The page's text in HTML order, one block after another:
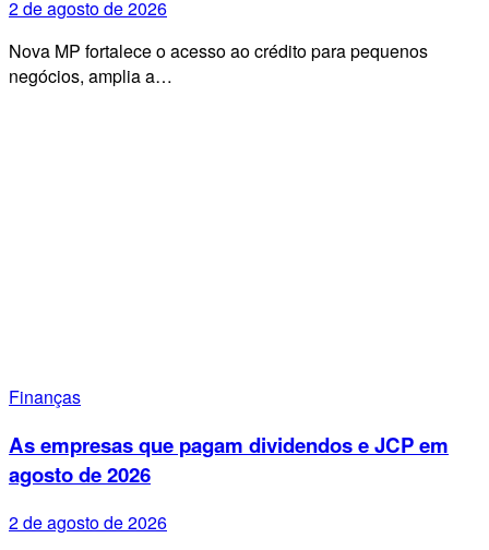
2 de agosto de 2026
Nova MP fortalece o acesso ao crédito para pequenos
negócios, amplia a…
Finanças
As empresas que pagam dividendos e JCP em
agosto de 2026
2 de agosto de 2026